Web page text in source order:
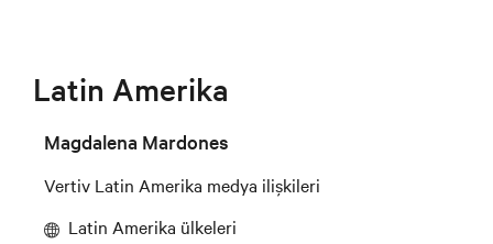
Latin Amerika
Magdalena Mardones
Vertiv Latin Amerika medya ilişkileri
Latin Amerika ülkeleri